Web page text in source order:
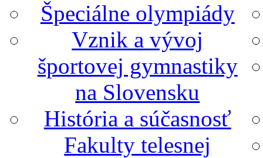
Špeciálne olympiády
Vznik a vývoj
športovej gymnastiky
na Slovensku
História a súčasnosť
Fakulty telesnej